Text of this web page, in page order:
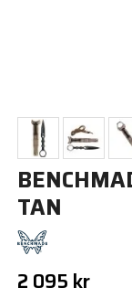
TAN
2 095 kr